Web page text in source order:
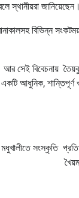
স্থানীয়রা জানিয়েছেন।
বিভিন্ন
সেই বিবেচনায় তৈয়বুর
একটি আধুনিক,
সংস্কৃতি